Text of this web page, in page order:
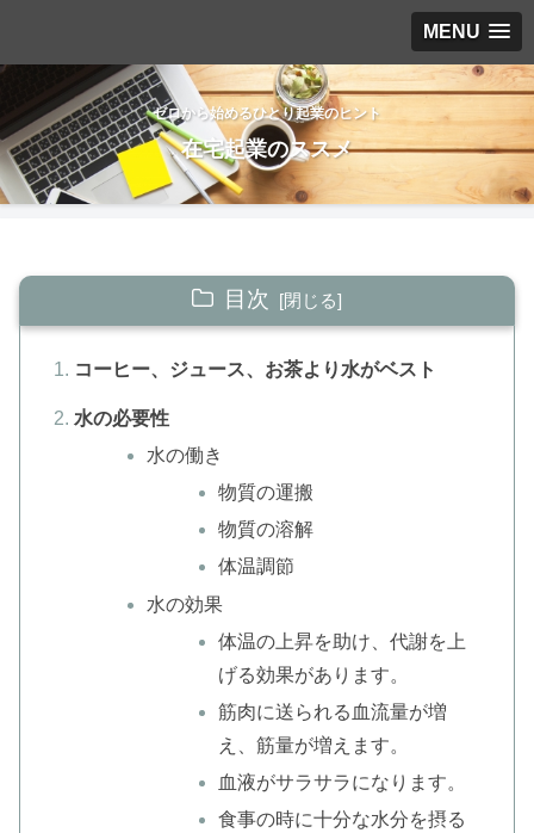
MENU
ゼロから始めるひとり起業のヒント
在宅起業のススメ
目次
コーヒー、ジュース、お茶より水がベスト
水の必要性
水の働き
物質の運搬
物質の溶解
体温調節
水の効果
体温の上昇を助け、代謝を上
げる効果があります。
筋肉に送られる血流量が増
え、筋量が増えます。
血液がサラサラになります。
食事の時に十分な水分を摂る